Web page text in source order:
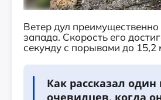
Ветер дул преимущественно
запада. Скорость его
секунду с порывами до 15,2
Как рассказал один
очевидцев, когда